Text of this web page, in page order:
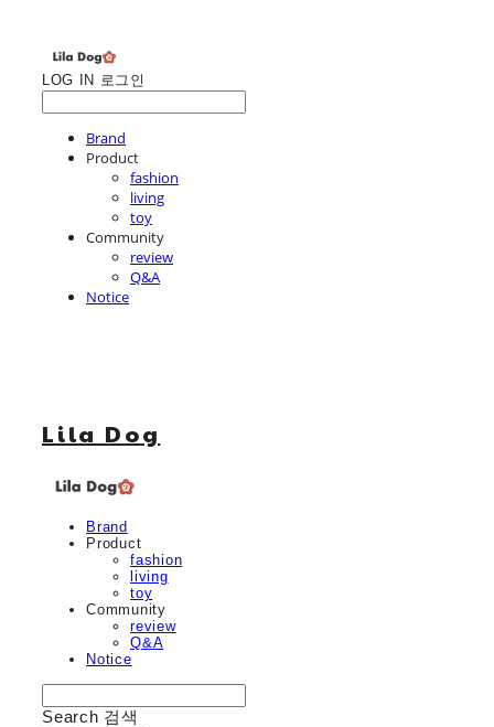
LOG IN 로그인
Brand
Product
fashion
living
toy
Community
review
Q&A
Notice
Lila Dog
Brand
Product
fashion
living
toy
Community
review
Q&A
Notice
Search 검색